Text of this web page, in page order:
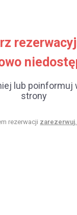
lub poinformuj
strony
rezerwacji